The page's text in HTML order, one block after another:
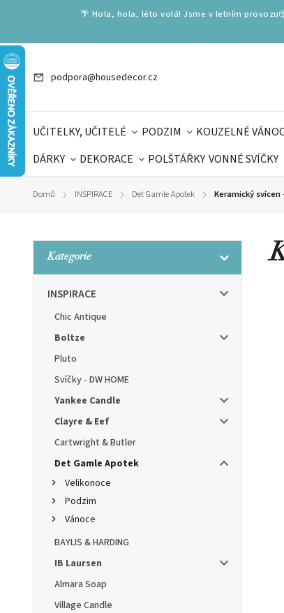
🌴 Hola, hola, léto volá! Jsme v letním
podpora@housedecor.cz
UČITELKY, UČITELÉ PODZIM KOUZELNÉ
DÁRKY
DEKORACE POLŠTÁŘKY VONNÉ SVÍČKY
DÁRKOVÉ VOUCHERY
Domů / INSPIRACE / Det Gamle Apotek / Keramický svícen
Kategorie
INSPIRACE
Chic Antique
Boltze
Pluto
Svíčky - DW HOME
Yankee Candle
Clayre & Eef
Cartwright & Butler
Det Gamle Apotek
Velikonoce
Podzim
Vánoce
BAYLIS & HARDING
IB Laursen
Almara Soap
Village Candle